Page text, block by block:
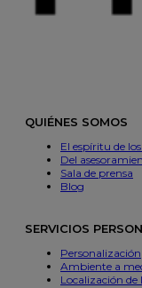
QUIÉNES SOMOS
El espíritu de
Del
Sala de prensa
Blog
SERVICIOS
Personalización
Ambiente a
Localización de